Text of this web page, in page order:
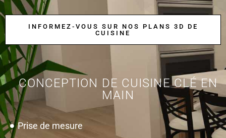
CONCEPTION DE CUISINE CLÉ EN
MAIN
Prise de mesure
INFORMEZ-VOUS SUR NOS PLANS 3D DE
CUISINE